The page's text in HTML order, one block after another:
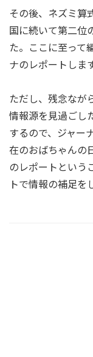
その後、ネズミ算
国に続いて第二位
た。ここに至って
ナのレポートします
ただし、残念なが
情報源を見過ごし
するので、ジャー
在のおばちゃんの
のレポートという
トで情報の補足を